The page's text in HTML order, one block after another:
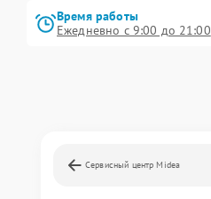
Время работы
Ежедневно с 9:00 до 21:00
Сервисный центр Midea